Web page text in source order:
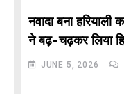
नवादा बना हरियाली
ने बढ़-चढ़कर लिया
JUNE 5, 2026